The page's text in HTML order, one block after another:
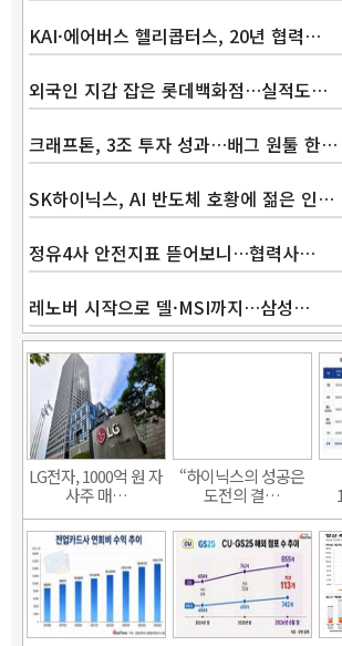
KAI·에어버스 헬리콥터스, 20년 협력…
외국인 지갑 잡은 롯데백화점…실적도…
크래프톤, 3조 투자 성과…배그 원툴 한…
SK하이닉스, AI 반도체 호황에 젊은 인…
정유4사 안전지표 뜯어보니…협력사…
레노버 시작으로 델·MSI까지…삼성…
LG전자, 1000억 원 자
사주 매…
“하이닉스의 성공은
도전의 결…